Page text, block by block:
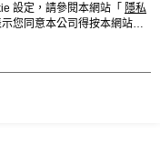
設定，請參閱本網站「 隱私
您同意本公司得按本網站使